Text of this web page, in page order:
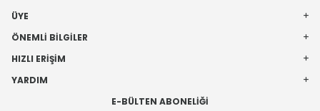
ÜYE
ÖNEMLI BILGILER
HIZLI ERIŞIM
YARDIM
E-BÜLTEN ABONELIĞI